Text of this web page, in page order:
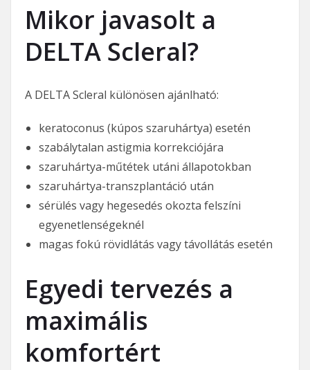
Mikor javasolt a
DELTA Scleral?
A DELTA Scleral különösen ajánlható:
keratoconus (kúpos szaruhártya) esetén
szabálytalan astigmia korrekciójára
szaruhártya-műtétek utáni állapotokban
szaruhártya-transzplantáció után
sérülés vagy hegesedés okozta felszíni
egyenetlenségeknél
magas fokú rövidlátás vagy távollátás esetén
Egyedi tervezés a
maximális
komfortért